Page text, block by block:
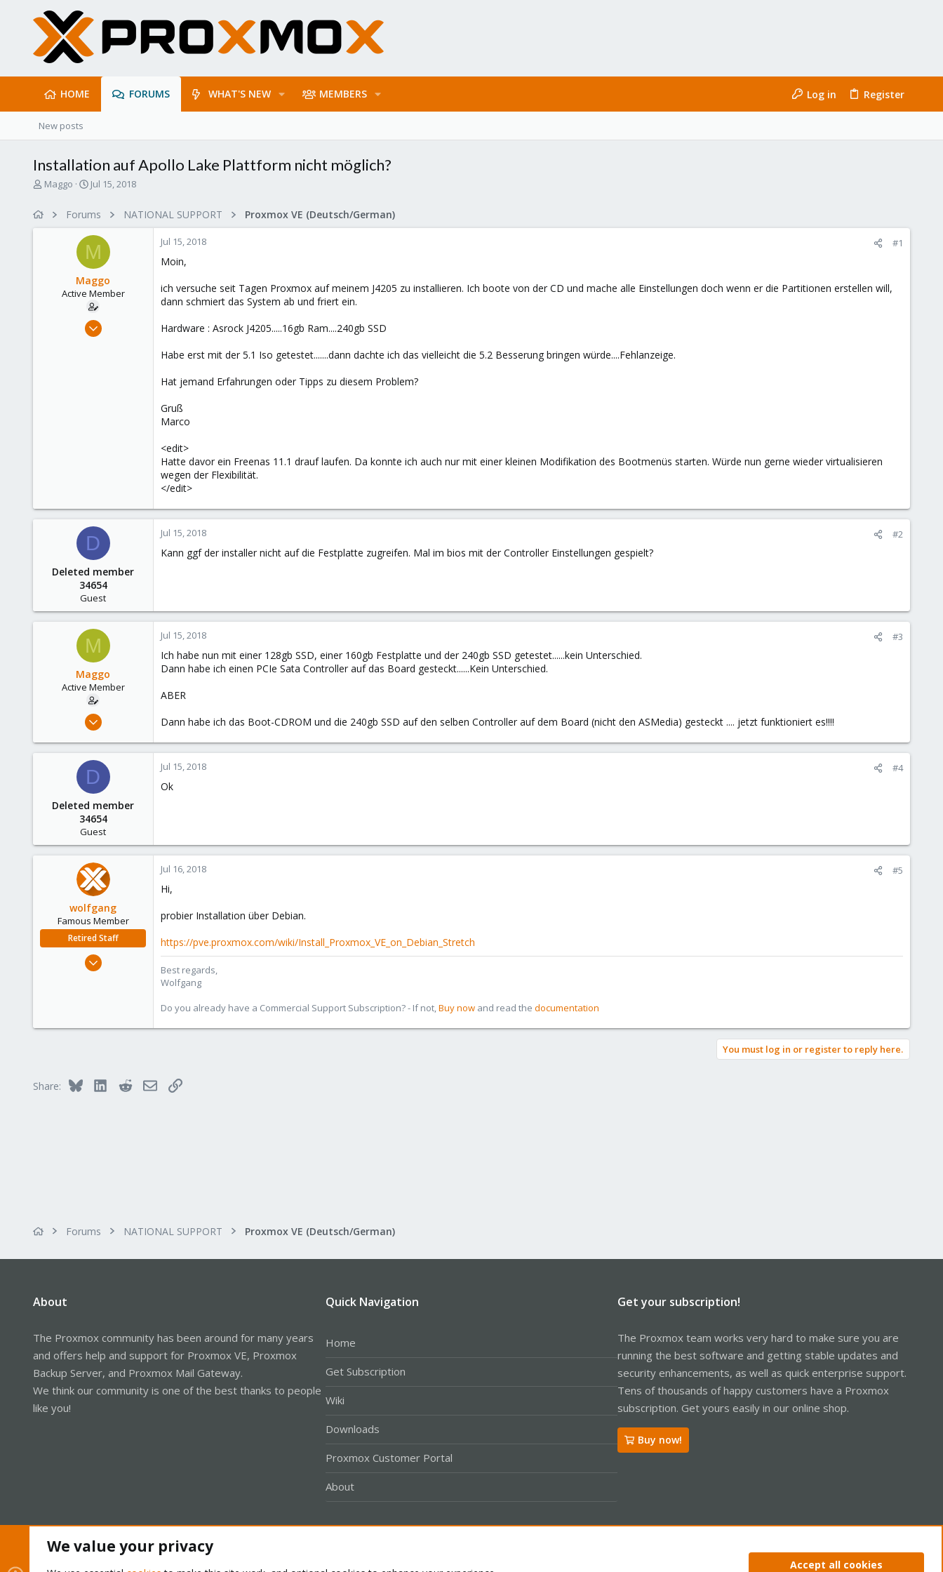
HOME FORUMS WHAT'S NEW MEMBERS Log in Register
New posts
Installation auf Apollo Lake Plattform nicht möglich?
T
Maggo
S
r
t
d
a
t
e
Jul 15, 2018
Forums NATIONAL SUPPORT Proxmox VE (Deutsch/German)
M
Maggo
Active Member
Apr 22, 2018
Jul 15, 2018 #1
Moin,
ich versuche seit Tagen Proxmox auf meinem J4205 zu installieren. Ich boote von der CD und mache alle Einstellungen doch wenn er die Partitionen erstellen will,
dann schmiert das System ab und friert ein.
Hardware : Asrock J4205.....16gb Ram....240gb SSD
Habe erst mit der 5.1 Iso getestet.......dann dachte ich das vielleicht die 5.2 Besserung bringen würde....Fehlanzeige.
Hat jemand Erfahrungen oder Tipps zu diesem Problem?
Gruß
Marco
<edit>
Hatte davor ein Freenas 11.1 drauf laufen. Da konnte ich auch nur mit einer kleinen Modifikation des Bootmenüs starten. Würde nun gerne wieder virtualisieren
wegen der Flexibilität.
</edit>
D
Deleted member
34654
Guest
Jul 15, 2018 #2
Kann ggf der installer nicht auf die Festplatte zugreifen. Mal im bios mit der Controller Einstellungen gespielt?
M
Maggo
Active Member
Apr 22, 2018
0
Jul 15, 2018 #3
Ich habe nun mit einer 128gb SSD, einer 160gb Festplatte und der 240gb SSD getestet......kein Unterschied.
Dann habe ich einen PCIe Sata Controller auf das Board gesteckt......Kein Unterschied.
ABER
Dann habe ich das Boot-CDROM und die 240gb SSD auf den selben Controller auf dem Board (nicht den ASMedia) gesteckt .... jetzt funktioniert es!!!!
D
Deleted member
34654
Guest
Jul 15, 2018 #4
Ok
wolfgang
Famous Member
Retired Staff
Oct 1, 2014
Jul 16, 2018 #5
Hi,
probier Installation über Debian.
https://pve.proxmox.com/wiki/Install_Proxmox_VE_on_Debian_Stretch
Best regards,
Wolfgang
Do you already have a Commercial Support Subscription? - If not,Buy now and read the documentation
You must log in or register to reply here.
Share: Bluesky LinkedInRedditEmailLink
Forums NATIONAL SUPPORT Proxmox VE (Deutsch/German)
About
The Proxmox community has been around for many years
and offers help and support for Proxmox VE, Proxmox
Backup Server, and Proxmox Mail Gateway.
We think our community is one of the best thanks to people
like you!
Quick Navigation
Home
Get Subscription
Wiki
Downloads
Proxmox Customer Portal
About
Get your subscription!
The Proxmox team works very hard to make sure you are
running the best software and getting stable updates and
security enhancements, as well as quick enterprise support.
Tens of thousands of happy customers have a Proxmox
subscription. Get yours easily in our online shop.
Buy now!
Privacy policy Help Home
We value your privacy
Accept all cookies